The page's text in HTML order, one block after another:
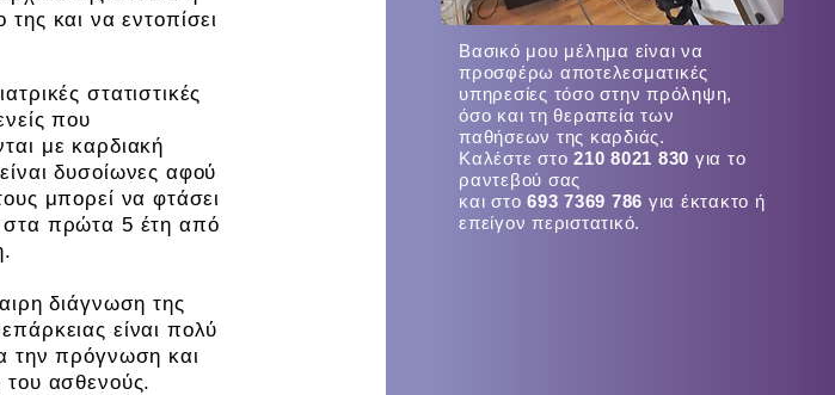
και να εντοπίσει
στατιστικές
που
με καρδιακή
δυσοίωνες αφού
μπορεί να φτάσει
στα πρώτα 5 έτη από
διάγνωση της
είναι πολύ
την πρόγνωση και
του ασθενούς.
Βασικό μου μέλημα είναι να
προσφέρω αποτελεσματικές
υπηρεσίες τόσο στην πρόληψη,
όσο και τη θεραπεία των
παθήσεων της καρδιάς.
Καλέστε στο210 8021 830 για το
ραντεβού σας
και στο693 7369 786 για έκτακτο ή
επείγον περιστατικό.